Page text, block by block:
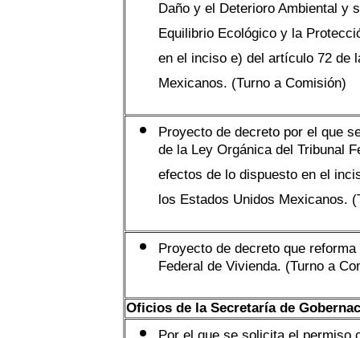
Daño y el Deterioro Ambiental y
Equilibrio Ecológico y la
en el inciso e) del artículo 72 de
Mexicanos. (Turno a Comisión)
Proyecto de decreto por el que
de la Ley Orgánica del Tribunal
efectos de lo dispuesto en el
los Estados Unidos Mexicanos.
Proyecto de decreto que
Federal de Vivienda. (Turno a
Oficios de la Secretaría de